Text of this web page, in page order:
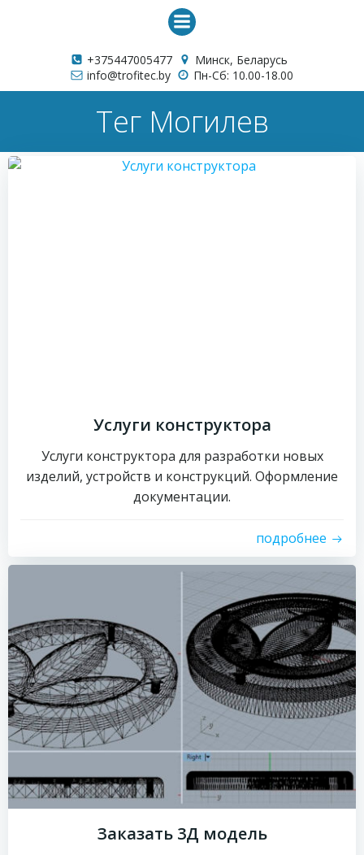
Перейти
к
+375447005477
Минск, Беларусь
info@trofitec.by
Пн-Сб: 10.00-18.00
Тег Могилев
Услуги конструктора
Услуги конструктора для разработки новых
изделий, устройств и конструкций. Оформление
документации.
подробнее
Заказать 3Д модель